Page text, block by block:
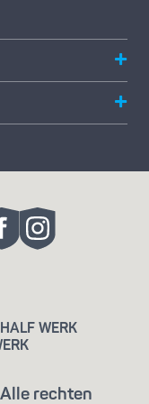
WERK
rechten